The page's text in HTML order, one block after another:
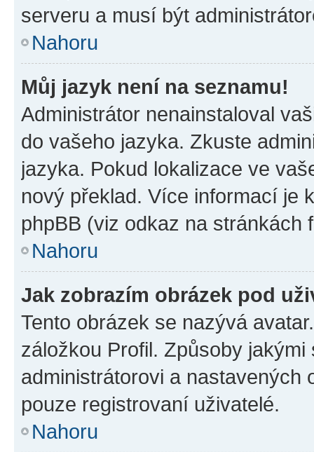
serveru a musí být
Nahoru
Můj jazyk není na seznamu!
Administrátor nenainstaloval
do vašeho jazyka. Zkuste
jazyka. Pokud lokalizace ve
nový překlad. Více informací je
phpBB (viz odkaz na stránkách
Nahoru
Jak zobrazím obrázek pod
Tento obrázek se nazývá
záložkou Profil. Způsoby
administrátorovi a nastavených
pouze registrovaní uživatelé.
Nahoru